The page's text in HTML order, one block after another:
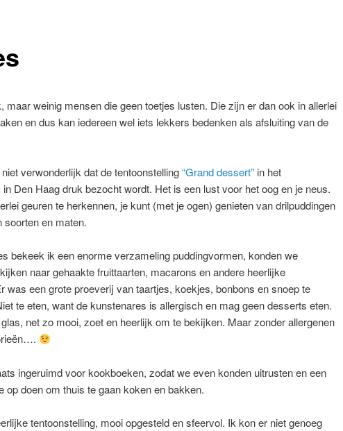
maar weinig mensen die geen toetjes lusten. Die zijn er dan ook in allerlei
en dus kan iedereen wel iets lekkers bedenken als afsluiting van de
verwonderlijk dat de tentoonstelling“Grand dessert”in het
Den Haag druk bezocht wordt. Het is een lust voor het oog en je neus.
geuren te herkennen, je kunt (met je ogen) genieten van drilpuddingen
soorten en maten.
bekeek ik een enorme verzameling puddingvormen, konden we
naar gehaakte fruittaarten, macarons en andere heerlijke
was een grote proeverij van taartjes, koekjes, bonbons en snoep te
te eten, want de kunstenares is allergisch en mag geen desserts eten.
net zo mooi, zoet en heerlijk om te bekijken. Maar zonder allergenen
ingeruimd voor kookboeken, zodat we even konden uitrusten en een
op doen om thuis te gaan koken en bakken.
tentoonstelling, mooi opgesteld en sfeervol. Ik kon er niet genoeg